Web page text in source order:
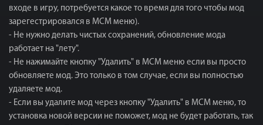
входе в игру, потребуется какое то время для того чтобы мод
зарегестрировался в МСМ меню).
- Не нужно делать чистых сохранений, обновление мода
работает на "лету".
- Не нажимайте кнопку "Удалить" в МСМ меню если вы просто
обновляете мод. Это только в том случае, если вы полностью
удаляете мод.
- Если вы удалите мод через кнопку "Удалить" в МСМ меню, то
установка новой версии не поможет, мод не будет работать, так